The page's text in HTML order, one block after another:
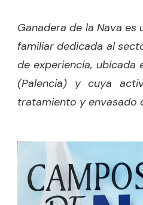
Ganadera de la Nava es
familiar dedicada al
de experiencia, ubicada
(Palencia) y cuya
tratamiento y envasado